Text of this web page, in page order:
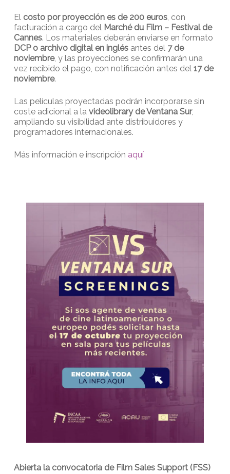
El costo por proyección es de 200 euros, con
facturación a cargo del Marché du Film – Festival de
Cannes. Los materiales deberán enviarse en formato
DCP o archivo digital en inglésantes del 7 de
noviembre, y las proyecciones se confirmarán una
vez recibido el pago, con notificación antes del 17 de
noviembre.
Las películas proyectadas podrán incorporarse sin
coste adicional a la videolibrary de Ventana Sur,
ampliando su visibilidad ante distribuidores y
programadores internacionales.
Más información e inscripción aquí
Abierta la convocatoria de Film Sales Support (FSS)